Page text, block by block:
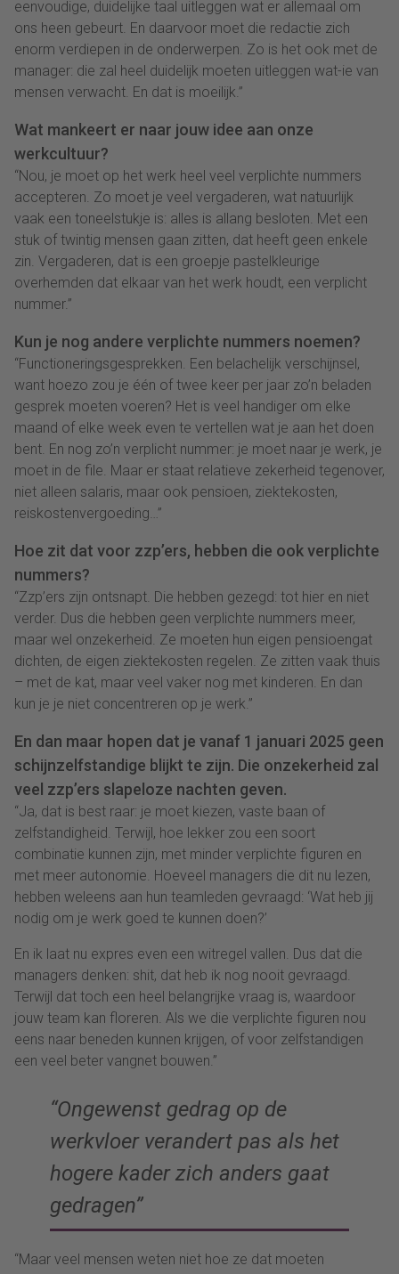
eenvoudige, duidelijke taal uitleggen wat er allemaal om
ons heen gebeurt. En daarvoor moet die redactie zich
enorm verdiepen in de onderwerpen. Zo is het ook met de
manager: die zal heel duidelijk moeten uitleggen wat-ie van
mensen verwacht. En dat is moeilijk.”
Wat mankeert er naar jouw idee aan onze
werkcultuur?
“Nou, je moet op het werk heel veel verplichte nummers
accepteren. Zo moet je veel vergaderen, wat natuurlijk
vaak een toneelstukje is: alles is allang besloten. Met een
stuk of twintig mensen gaan zitten, dat heeft geen enkele
zin. Vergaderen, dat is een groepje pastelkleurige
overhemden dat elkaar van het werk houdt, een verplicht
nummer.”
Kun je nog andere verplichte nummers noemen?
“Functioneringsgesprekken. Een belachelijk verschijnsel,
want hoezo zou je één of twee keer per jaar zo’n beladen
gesprek moeten voeren? Het is veel handiger om elke
maand of elke week even te vertellen wat je aan het doen
bent. En nog zo’n verplicht nummer: je moet naar je werk, je
moet in de file. Maar er staat relatieve zekerheid tegenover,
niet alleen salaris, maar ook pensioen, ziektekosten,
reiskostenvergoeding…”
Hoe zit dat voor zzp’ers, hebben die ook verplichte
nummers?
“Zzp’ers zijn ontsnapt. Die hebben gezegd: tot hier en niet
verder. Dus die hebben geen verplichte nummers meer,
maar wel onzekerheid. Ze moeten hun eigen pensioengat
dichten, de eigen ziektekosten regelen. Ze zitten vaak thuis
– met de kat, maar veel vaker nog met kinderen. En dan
kun je je niet concentreren op je werk.”
En dan maar hopen dat je vanaf 1 januari 2025 geen
schijnzelfstandige blijkt te zijn. Die onzekerheid zal
veel zzp’ers slapeloze nachten geven.
“Ja, dat is best raar: je moet kiezen, vaste baan of
zelfstandigheid. Terwijl, hoe lekker zou een soort
combinatie kunnen zijn, met minder verplichte figuren en
met meer autonomie. Hoeveel managers die dit nu lezen,
hebben weleens aan hun teamleden gevraagd: ‘Wat heb jij
nodig om je werk goed te kunnen doen?’
En ik laat nu expres even een witregel vallen. Dus dat die
managers denken: shit, dat heb ik nog nooit gevraagd.
Terwijl dat toch een heel belangrijke vraag is, waardoor
jouw team kan floreren. Als we die verplichte figuren nou
eens naar beneden kunnen krijgen, of voor zelfstandigen
een veel beter vangnet bouwen.”
“Ongewenst gedrag op de
werkvloer verandert pas als het
hogere kader zich anders gaat
gedragen”
“Maar veel mensen weten niet hoe ze dat moeten